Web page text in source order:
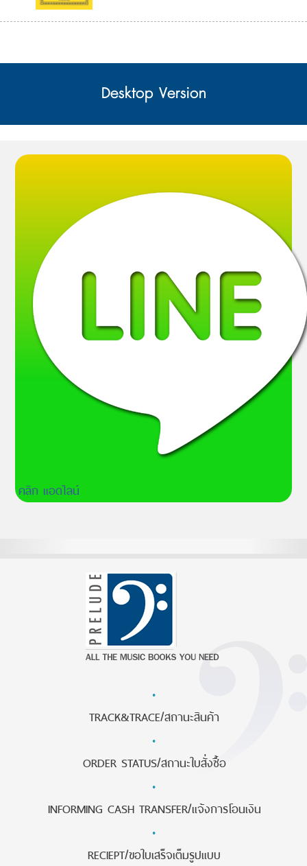
Desktop Version
คลิก แอดไลน์
·
TRACK&TRACE/สถานะสินค้า
·
ORDER STATUS/สถานะใบสั่งซื้อ
·
INFORMING CASH TRANSFER/แจ้งการโอนเงิน
·
RECIEPT/ขอใบเสร็จเต็มรูปแบบ